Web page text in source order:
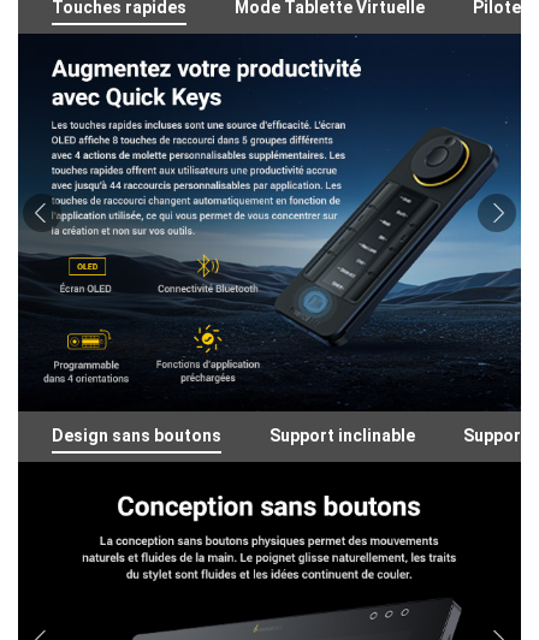
Touches rapides Mode Tablette Virtuelle Pilote
Design sans boutons Support inclinable Support